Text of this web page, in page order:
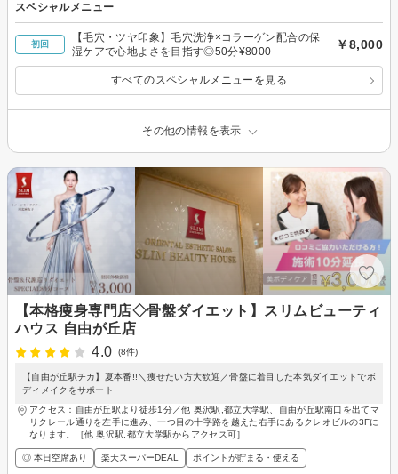
スペシャルメニュー
初回
【毛穴・ツヤ印象】毛穴洗浄×コラーゲン配合の保
湿ケアで心地よさを目指す◎50分¥8000
￥8,000
すべてのスペシャルメニューを見る
その他の情報を表示
【本格痩身専門店◇骨盤ダイエット】スリムビューティ
ハウス 自由が丘店
4.0
(8件)
【自由が丘駅チカ】夏本番!!＼痩せたい方大歓迎／骨盤に着目した本気ダイエットでボ
ディメイクをサポート
アクセス：自由が丘駅より徒歩1分／他 奥沢駅,都立大学駅、自由が丘駅南口を出てマ
リクレール通りを左手に進み、一つ目の十字路を越えた右手にあるクレオビルの3Fに
なります。［他 奥沢駅,都立大学駅からアクセス可］
◎ 本日空席あり 楽天スーパーDEAL ポイントが貯まる・使える